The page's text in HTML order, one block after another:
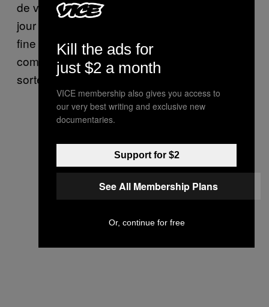
de vieillissement précoces. Peut-être qu’un
jour on arrivera à une compréhension assez
fine du développement du poulet pour savoir
comment modifier telle ou telle partie, de telle
sorte qu’on puisse prédire un phénotype.
Kill the ads for
just $2 a month
VICE membership also gives you access to
our very best writing and exclusive new
documentaries.
Support for $2
See All Membership Plans
Or, continue for free